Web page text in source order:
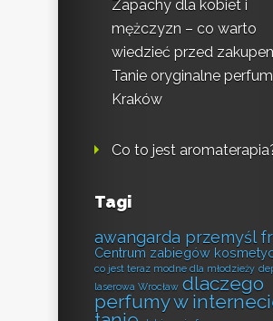
Zapachy dla kobiet i
mężczyzn – co warto
wiedzieć przed
Tanie oryginalne
Kraków
Co to jest
Tagi
awangarda przemyśl
Centrum zabiegów
co jest teraz modne dla młodzieży
laserowa Wrocław dlaczego
perfumy w